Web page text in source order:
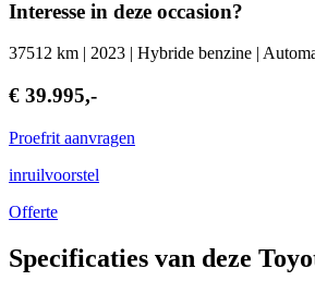
Interesse in deze occasion?
37512 km | 2023 | Hybride benzine |
€ 39.995,-
Proefrit aanvragen
inruilvoorstel
Offerte
Specificaties van deze